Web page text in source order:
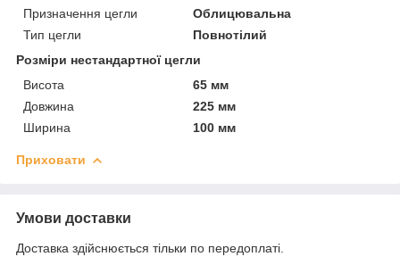
Призначення цегли
Облицювальна
Тип цегли
Повнотілий
Розміри нестандартної цегли
Висота
65 мм
Довжина
225 мм
Ширина
100 мм
Приховати
Умови доставки
Доставка здійснюється тільки по передоплаті.